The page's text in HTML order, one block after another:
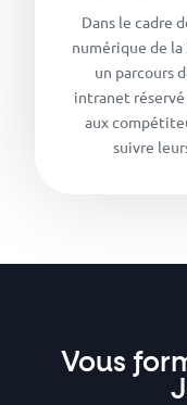
Dans le cadre
numérique de la
un parcours
intranet
aux
suivre
Vous